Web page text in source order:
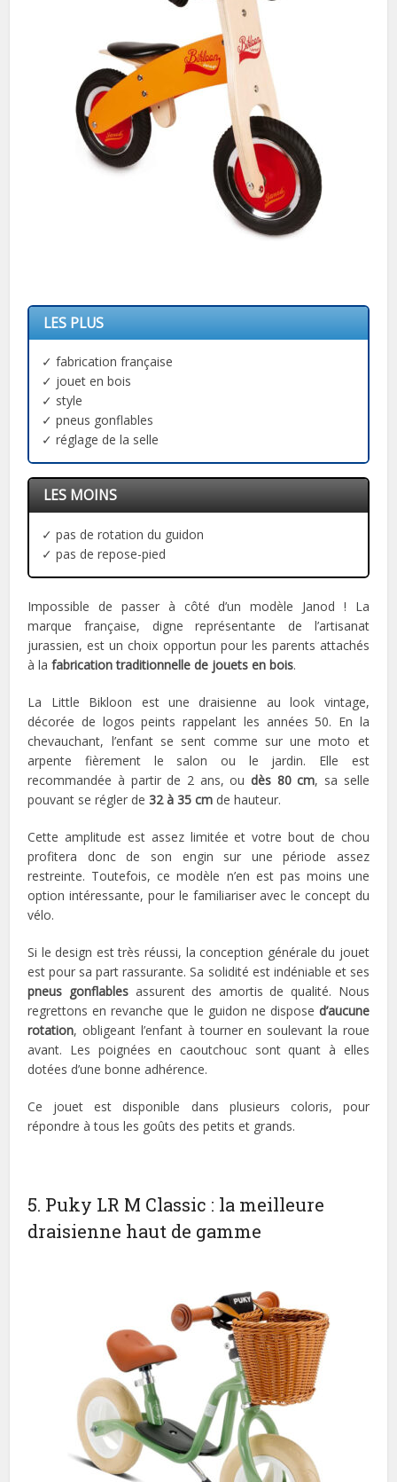
LES PLUS
✓ fabrication française
✓ jouet en bois
✓ style
✓ pneus gonflables
✓ réglage de la selle
LES MOINS
✓ pas de rotation du guidon
✓ pas de repose-pied
Impossible de passer à côté d’un modèle Janod ! La
marque française, digne représentante de l’artisanat
jurassien, est un choix opportun pour les parents attachés
à lafabrication traditionnelle de jouets en bois.
La Little Bikloon est une draisienne au look vintage,
décorée de logos peints rappelant les années 50. En la
chevauchant, l’enfant se sent comme sur une moto et
arpente fièrement le salon ou le jardin. Elle est
recommandée à partir de 2 ans, oudès 80 cm, sa selle
pouvant se régler de32 à 35 cm de hauteur.
Cette amplitude est assez limitée et votre bout de chou
profitera donc de son engin sur une période assez
restreinte. Toutefois, ce modèle n’en est pas moins une
option intéressante, pour le familiariser avec le concept du
vélo.
Si le design est très réussi, la conception générale du jouet
est pour sa part rassurante. Sa solidité est indéniable et ses
pneus gonflablesassurent des amortis de qualité. Nous
regrettons en revanche que le guidon ne dispose d’aucune
rotation, obligeant l’enfant à tourner en soulevant la roue
avant. Les poignées en caoutchouc sont quant à elles
dotées d’une bonne adhérence.
Ce jouet est disponible dans plusieurs coloris, pour
répondre à tous les goûts des petits et grands.
5. Puky LR M Classic : la meilleure
draisienne haut de gamme